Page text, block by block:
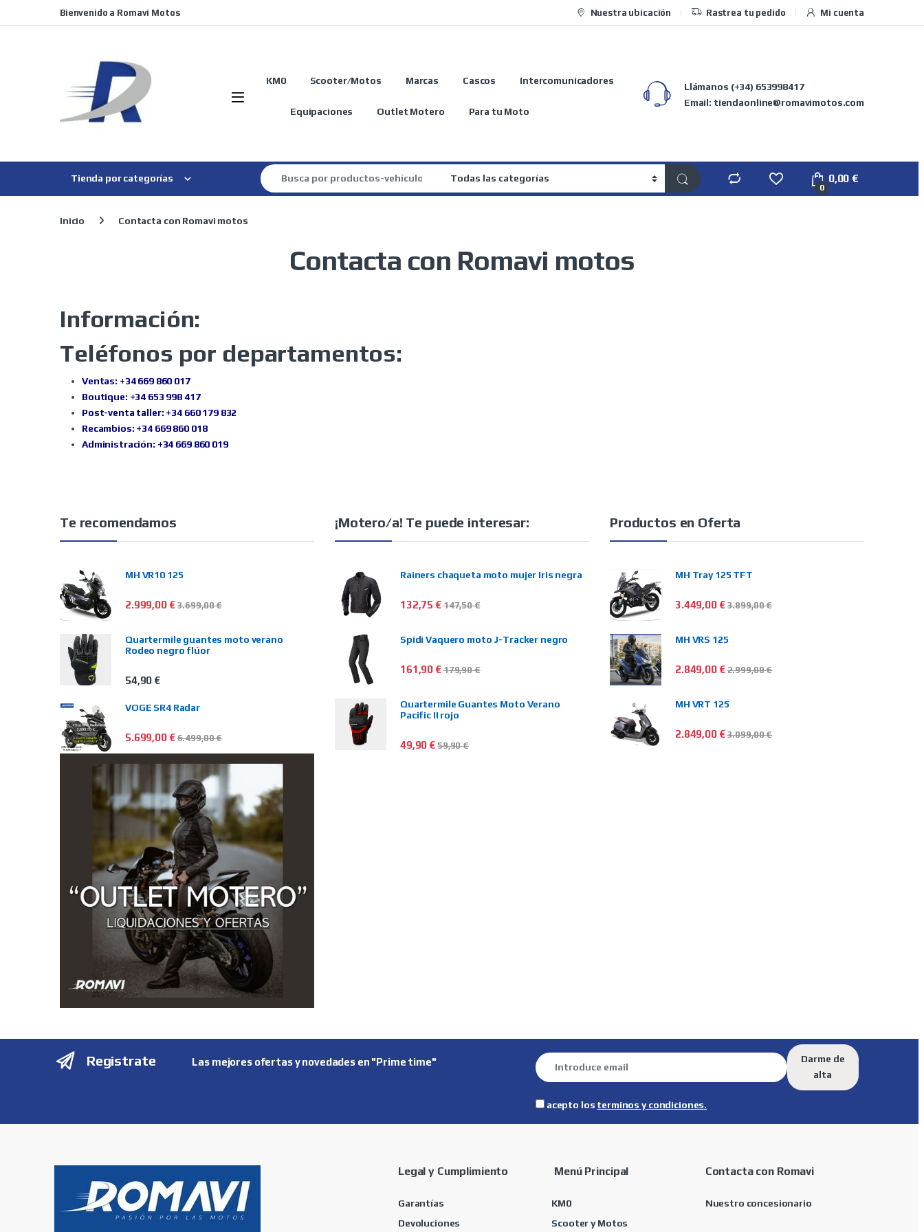
Bienvenido a Romavi Motos Nuestra ubicación Rastrea tu pedido Mi cuenta
KM0 Scooter/Motos Marcas Cascos Intercomunicadores
Equipaciones Outlet Motero Para tu Moto
Llámanos (+34) 653998417
Email: tiendaonline@romavimotos.com
Tienda por categorías
Search for:
0
0,00€
Inicio Contacta con Romavi motos
Contacta con Romavi motos
Información:
Teléfonos por departamentos:
Ventas: +34 669 860 017
Boutique: +34 653 998 417
Post-venta taller: +34 660 179 832
Recambios: +34 669 860 018
Administración: +34 669 860 019
Te recomendamos
MH VR10 125
2.999,00 €3.699,00€
Quartermile guantes moto verano
Rodeo negro flúor
54,90 €
VOGE SR4 Radar
5.699,00 €6.499,00€
¡Motero/a! Te puede interesar:
Rainers chaqueta moto mujer Iris negra
132,75 €147,50€
Spidi Vaquero moto J-Tracker negro
161,90 €179,90€
Quartermile Guantes Moto Verano
Pacific II rojo
49,90 € 59,90€
Productos en Oferta
MH Tray 125 TFT
3.449,00 €3.899,00€
MH VRS 125
2.849,00 €2.999,00€
MH VRT 125
2.849,00 €3.099,00€
Registrate Las mejores ofertas y novedades en "Prime time"
Darme de
alta
acepto los terminos y condiciones.
Legal y Cumplimiento
Garantías
Devoluciones
Menú Principal
KM0
Scooter y Motos
Contacta con Romavi
Nuestro concesionario